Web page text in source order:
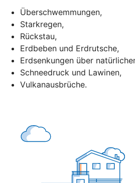
Überschwemmungen,
Starkregen,
Rückstau,
Erdbeben und Erdrutsche,
Erdsenkungen über
Schneedruck und Lawinen,
Vulkanausbrüche.